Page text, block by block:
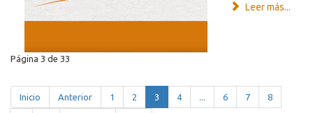
Leer más...
Página 3 de 33
Inicio Anterior 1 2 3 4 ... 6 7 8